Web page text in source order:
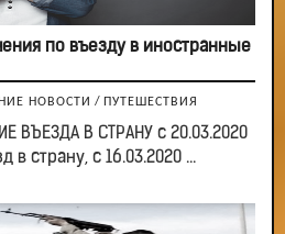
по въезду в иностранные
НОВОСТИ / ПУТЕШЕСТВИЯ
ВЪЕЗДА В СТРАНУ с 20.03.2020
в страну, с 16.03.2020 ...